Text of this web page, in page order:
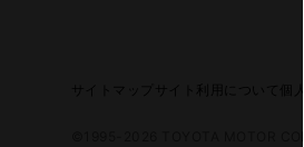
サイト利用について 個
©1995-2026 TOYOTA MOTOR